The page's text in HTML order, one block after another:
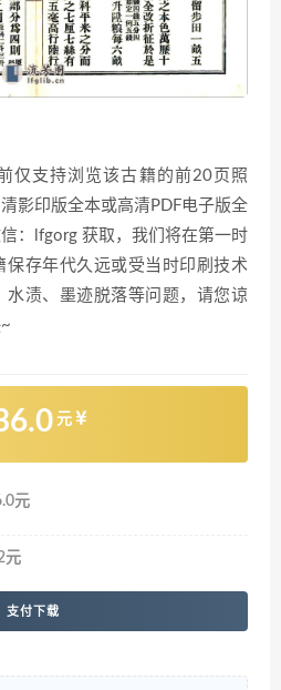
仅支持浏览该古籍的前20页照
影印版全本或高清PDF电子版全
：lfgorg 获取，我们将在第一时
保存年代久远或受当时印刷技术
水渍、墨迹脱落等问题，请您谅
元
元
元
支付下载